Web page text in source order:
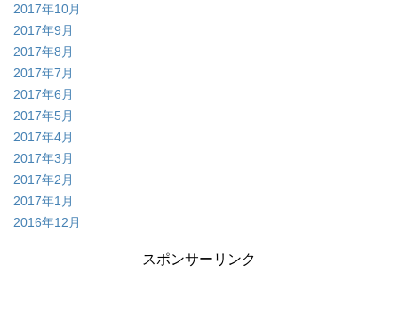
2017年10月
2017年9月
2017年8月
2017年7月
2017年6月
2017年5月
2017年4月
2017年3月
2017年2月
2017年1月
2016年12月
スポンサーリンク